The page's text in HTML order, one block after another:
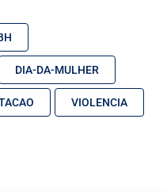
DIA-DA-MULHER
VIOLENCIA